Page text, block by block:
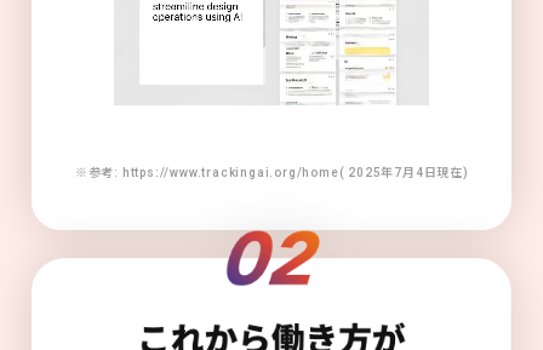
※参考: https://www.trackingai.org/home( 2025年7月4日現在)